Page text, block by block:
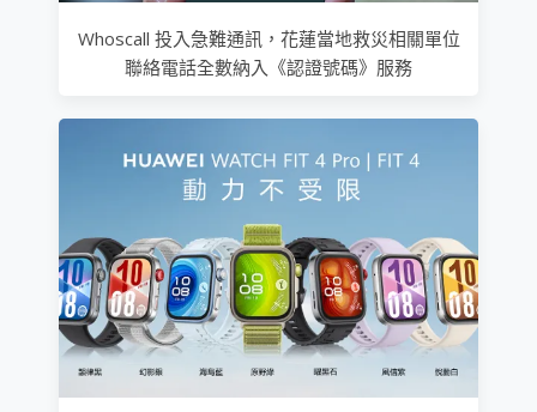
Whoscall 投入急難通訊，花蓮當地救災相關單位
聯絡電話全數納入《認證號碼》服務